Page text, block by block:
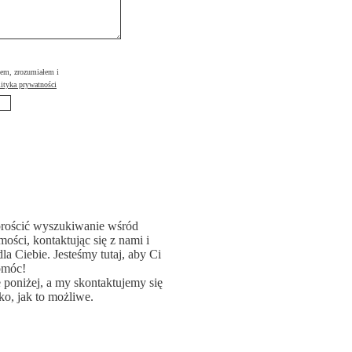
zrozumiałem i
prywatności
wyszukiwanie wśród
kontaktując się z nami i
Ciebie. Jesteśmy tutaj, aby Ci
a my skontaktujemy się
jak to możliwe.